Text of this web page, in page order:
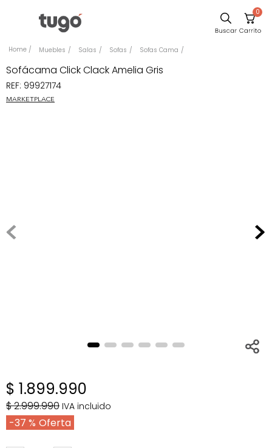
0
Muebles Salas Sofas Sofas Cama
Sofácama Click Clack Amelia Gris
REF: 99927174
MARKETPLACE
$ 1.899.990
$2.999.990 IVA incluido
37 %
Comedor
Escritorio